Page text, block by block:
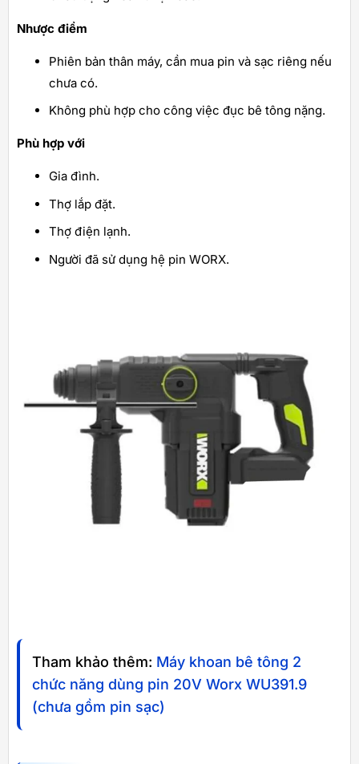
Nhược điểm
Phiên bản thân máy, cần mua pin và sạc riêng nếu
chưa có.
Không phù hợp cho công việc đục bê tông nặng.
Phù hợp với
Gia đình.
Thợ lắp đặt.
Thợ điện lạnh.
Người đã sử dụng hệ pin WORX.
Tham khảo thêm: Máy khoan bê tông 2
chức năng dùng pin 20V Worx WU391.9
(chưa gồm pin sạc)